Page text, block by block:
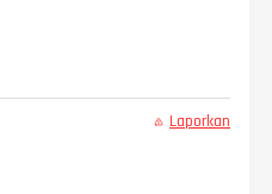
Laporkan